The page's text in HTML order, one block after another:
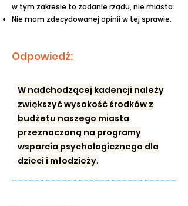
w tym zakresie to zadanie rządu, nie miasta.
Nie mam zdecydowanej opinii w tej sprawie.
Odpowiedź:
W nadchodzącej kadencji należy
zwiększyć wysokość środków z
budżetu naszego miasta
przeznaczaną na programy
wsparcia psychologicznego dla
dzieci i młodzieży.